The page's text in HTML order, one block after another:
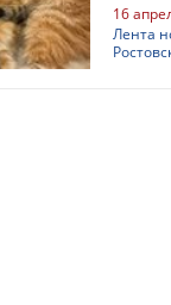
16
Лента